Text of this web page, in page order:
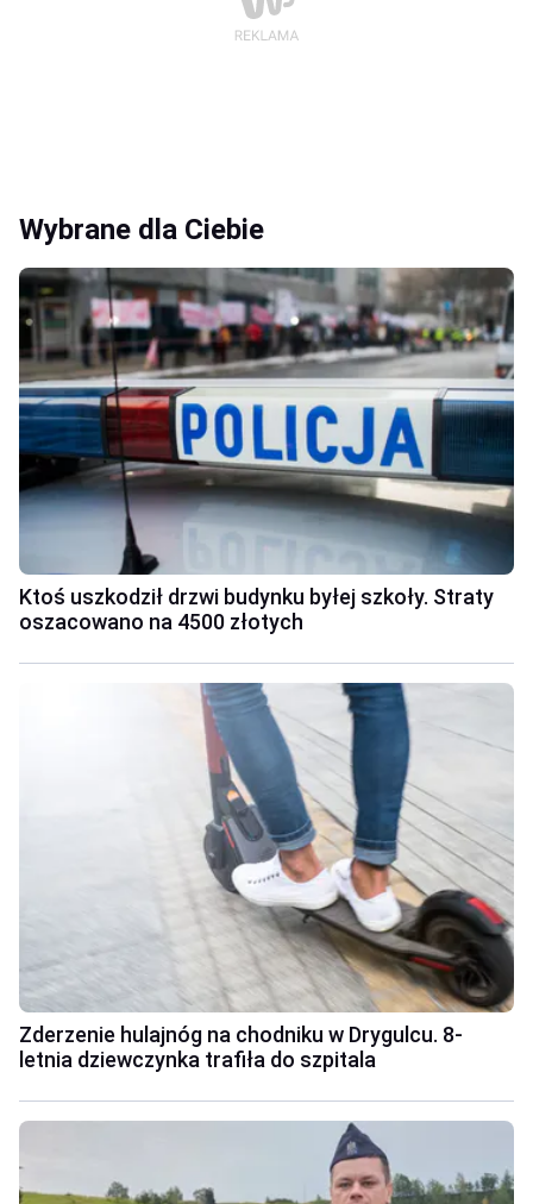
Wybrane dla Ciebie
Ktoś uszkodził drzwi budynku byłej szkoły. Straty
oszacowano na 4500 złotych
Zderzenie hulajnóg na chodniku w Drygulcu. 8-
letnia dziewczynka trafiła do szpitala